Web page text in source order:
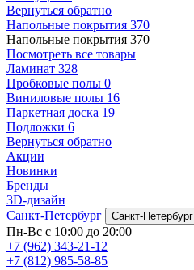
Вернуться обратно
Напольные покрытия 370
Напольные покрытия 370
Посмотреть все товары
Ламинат 328
Пробковые полы 0
Виниловые полы 16
Паркетная доска 19
Подложки 6
Вернуться обратно
Акции
Новинки
Бренды
3D-дизайн
Санкт-Петербург
Санкт-Петербург
Пн-Вс с 10:00 до 20:00
+7 (962) 343-21-12
+7 (812) 985-58-85